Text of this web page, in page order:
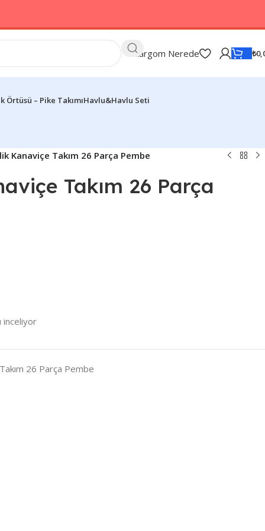
Kargom Nerede ₺
Örtüsü – Pike TakımıHavlu&Havlu Seti
Kanaviçe Takım 26 Parça Pembe
Takım 26 Parça
inceliyor
26 Parça Pembe